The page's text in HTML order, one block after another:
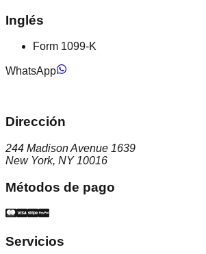
Inglés
Form 1099-K
WhatsApp
Dirección
244 Madison Avenue 1639
New York, NY 10016
Métodos de pago
Servicios